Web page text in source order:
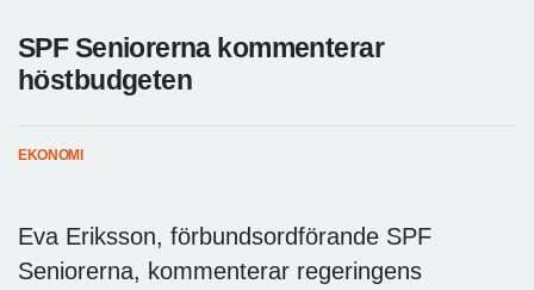
SPF Seniorerna kommenterar
höstbudgeten
EKONOMI
Eva Eriksson, förbundsordförande SPF
Seniorerna, kommenterar regeringens